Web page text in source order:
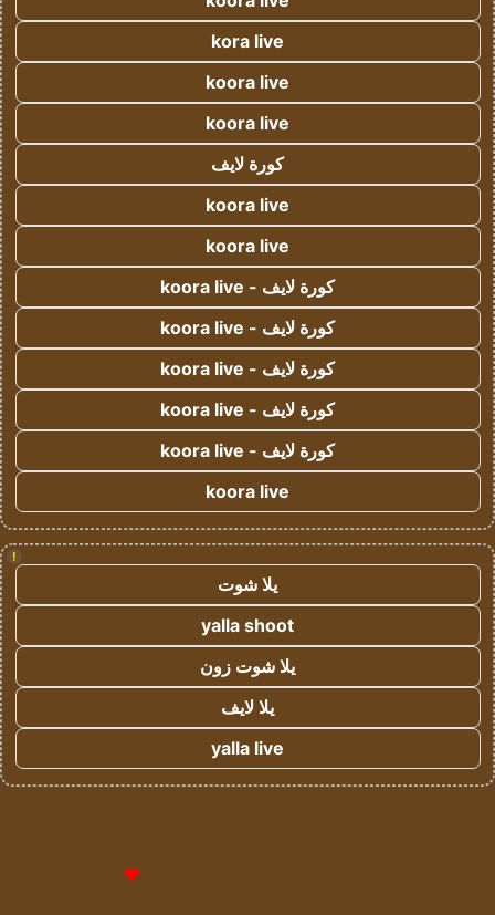
kora live
koora live
koora live
كورة لايف
koora live
koora live
كورة لايف - koora live
كورة لايف - koora live
كورة لايف - koora live
كورة لايف - koora live
كورة لايف - koora live
koora live
!
يلا شوت
yalla shoot
يلا شوت زون
يلا لايف
yalla live